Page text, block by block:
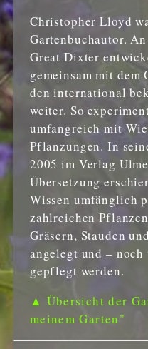
Christopher Lloyd
Gartenbuchautor.
Great Dixter
gemeinsam mit dem
den international
weiter. So
umfangreich mit
Pflanzungen. In
2005 im Verlag
Übersetzung
Wissen umfänglich
zahlreichen
Gräsern, Stauden
angelegt und –
gepflegt werden.
▲ Übersicht der
meinem Garten"